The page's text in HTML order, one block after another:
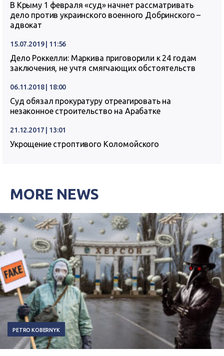
В Крыму 1 февраля «суд» начнет рассматривать
дело против украинского военного Добринского –
адвокат
15.07.2019 | 11:56
Дело Роккелли: Маркива приговорили к 24 годам
заключения, не учтя смягчающих обстоятельств
06.11.2018 | 18:00
Суд обязал прокуратуру отреагировать на
незаконное строительство на Арабатке
21.12.2017 | 13:01
Укрощение строптивого Коломойского
MORE NEWS
PETRO KOBERNYK